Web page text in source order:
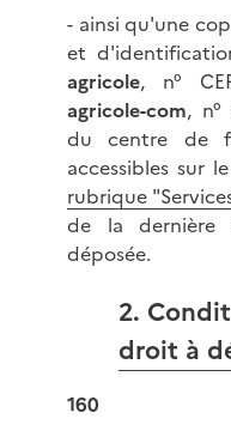
- ainsi qu'une
et
agricole, n°
agricole-com, n°
du centre de
accessibles sur
rubrique
de la dernière
déposée.
2.
droit à
160